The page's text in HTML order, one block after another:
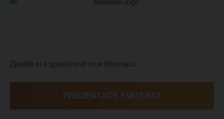
Zjistěte si o společnosti více informací.
PREZENTACE EMITENTA